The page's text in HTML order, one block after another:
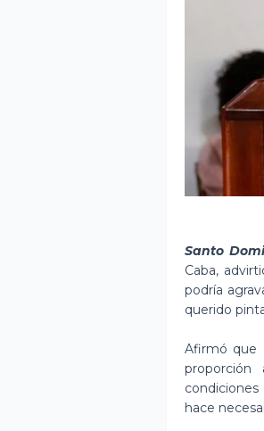
Santo
Caba,
podría
querido
Afirmó que
hace